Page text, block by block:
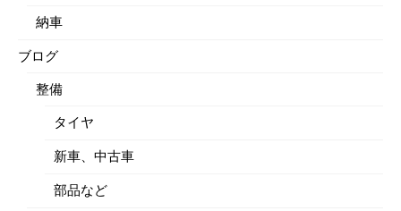
納車
ブログ
整備
タイヤ
新車、中古車
部品など